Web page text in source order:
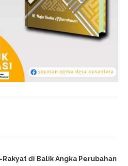
di Balik Angka Perubahan